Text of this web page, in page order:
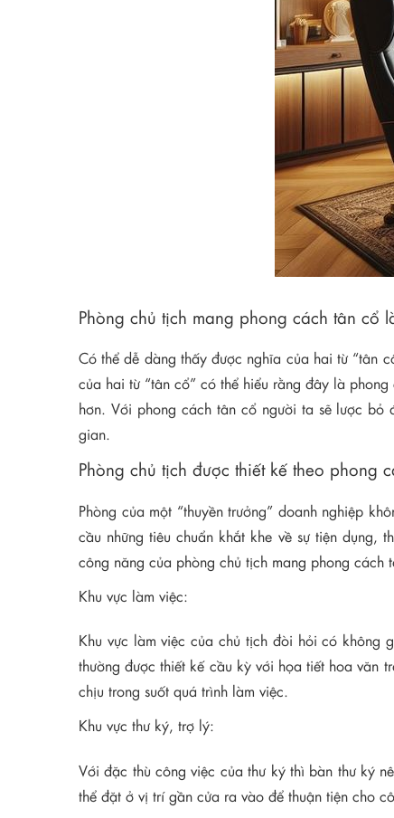
Phòng chủ tịch mang phong cách tân cổ
Có thể dễ dàng thấy được nghĩa của hai từ “tân
của hai từ “tân cổ” có thể hiểu rằng đây là
hơn. Với phong cách tân cổ người ta sẽ lược bỏ
gian.
Phòng chủ tịch được thiết kế theo phong
Phòng của một “thuyền trưởng” doanh nghiệp
cầu những tiêu chuẩn khắt khe về sự tiện
công năng của phòng chủ tịch mang phong cách
Khu vực làm việc:
Khu vực làm việc của chủ tịch đòi hỏi có không
thường được thiết kế cầu kỳ với họa tiết hoa văn
chịu trong suốt quá trình làm việc.
Khu vực thư ký, trợ lý:
Với đặc thù công việc của thư ký thì bàn thư ký
thể đặt ở vị trí gần cửa ra vào để thuận tiện cho